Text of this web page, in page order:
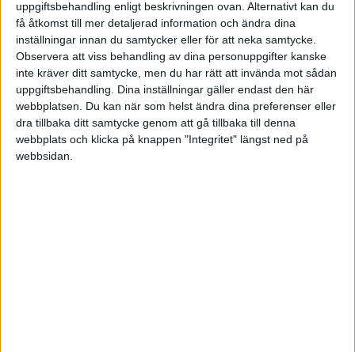
uppgiftsbehandling enligt beskrivningen ovan. Alternativt kan du
få åtkomst till mer detaljerad information och ändra dina
inställningar innan du samtycker eller för att neka samtycke.
Observera att viss behandling av dina personuppgifter kanske
inte kräver ditt samtycke, men du har rätt att invända mot sådan
uppgiftsbehandling. Dina inställningar gäller endast den här
webbplatsen. Du kan när som helst ändra dina preferenser eller
dra tillbaka ditt samtycke genom att gå tillbaka till denna
webbplats och klicka på knappen "Integritet" längst ned på
webbsidan.
Ett väldigt bra program som även ger en
påminelse ca: 3min före tv-programmets start.
Detta program täcker någ det mesta som fins i
tv-kanal väg.
Frilansande människa